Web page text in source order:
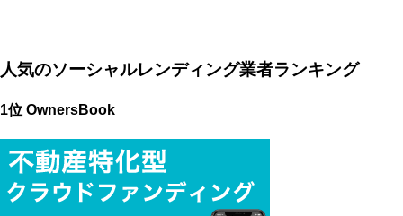
人気のソーシャルレンディング業者ランキング
1位 OwnersBook